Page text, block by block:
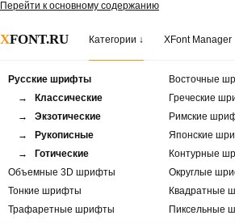
Перейти к основному содержанию
XFONT.RU Категории ↓ XFont Manager
Русские шрифты
→ Классические
→ Экзотические
→ Рукописные
→ Готические
Объемные 3D шрифты
Тонкие шрифты
Трафаретные шрифты
Восточные
Греческие
Римские
Японские
Контурные
Округлые
Квадратные
Пиксельные